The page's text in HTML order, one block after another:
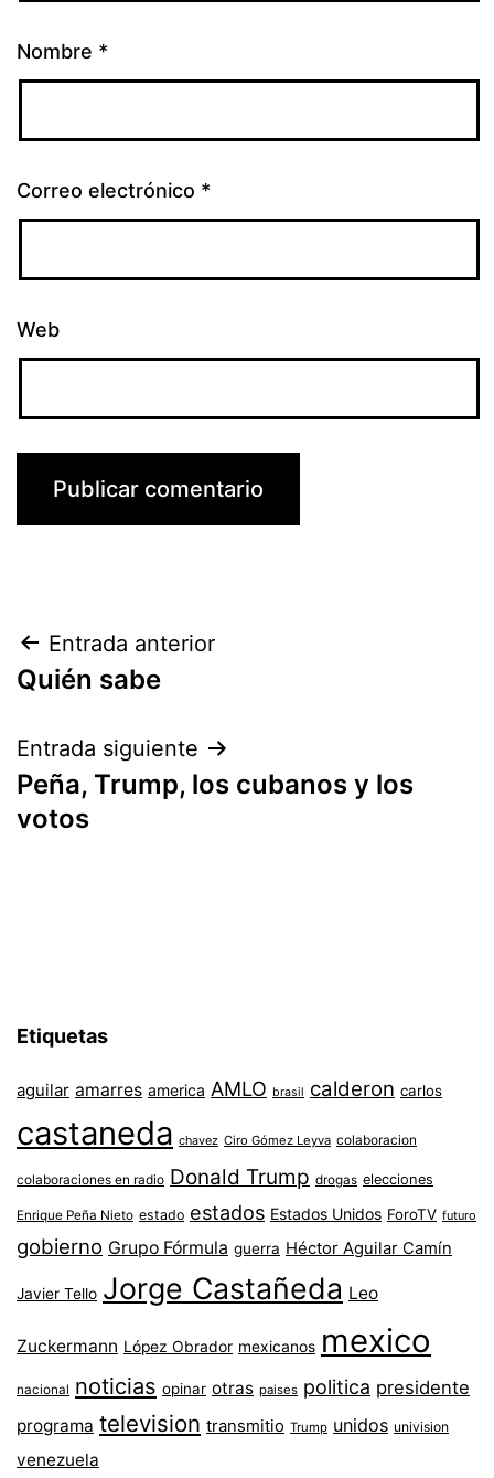
Nombre *
Correo electrónico *
Web
Navegación
de
entradas
Entrada anterior
Quién sabe
Entrada siguiente
Peña, Trump, los cubanos y los
votos
Etiquetas
aguilar amarres america AMLO brasil calderon carlos
castaneda chavez Ciro Gómez Leyva colaboracion
colaboraciones en radio Donald Trump drogas elecciones
Enrique Peña Nieto estado estados Estados Unidos ForoTV futuro
gobierno Grupo Fórmula guerra Héctor Aguilar Camín
Javier Tello Jorge Castañeda Leo
Zuckermann López Obrador mexicanos mexico
nacional noticias opinar otras paises politica presidente
programa television transmitio Trump unidos univision
venezuela